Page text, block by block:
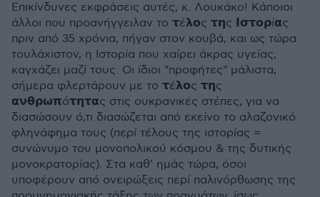
Επικίνδυνες εκφράσεις αυτές, κ. Λουκάκο! Κάποιοι
άλλοι που προανήγγειλαν το 𝞃έ𝝺𝝾ς 𝞃𝝶ς 𝝞𝞂𝞃𝝾𝞀ί𝝰ς
πριν από 35 χρόνια, πήγαν στον κουβά, και ως τώρα
τουλάχιστον, η Ιστορία που χαίρει άκρας υγείας,
καγχάζει μαζί τους. Οι ίδιοι "προφήτες" μάλιστα,
σήμερα φλερτάρουν με το 𝞃έ𝝺𝝾ς 𝞃𝝶ς
𝝰𝝼𝝷𝞀𝞈𝝿ό𝞃𝝶𝞃𝝰ς στις ουκρανικές στέπες, για να
διασώσουν ό,τι διασώζεται από εκείνο το αλαζονικό
φληνάφημα τους (περί τέλους της ιστορίας =
συνώνυμο του μονοπολικού κόσμου & της δυτικής
μονοκρατορίας). Στα καθ' ημάς τώρα, όσοι
υποφέρουν από ονειρώξεις περί παλινόρθωσης της